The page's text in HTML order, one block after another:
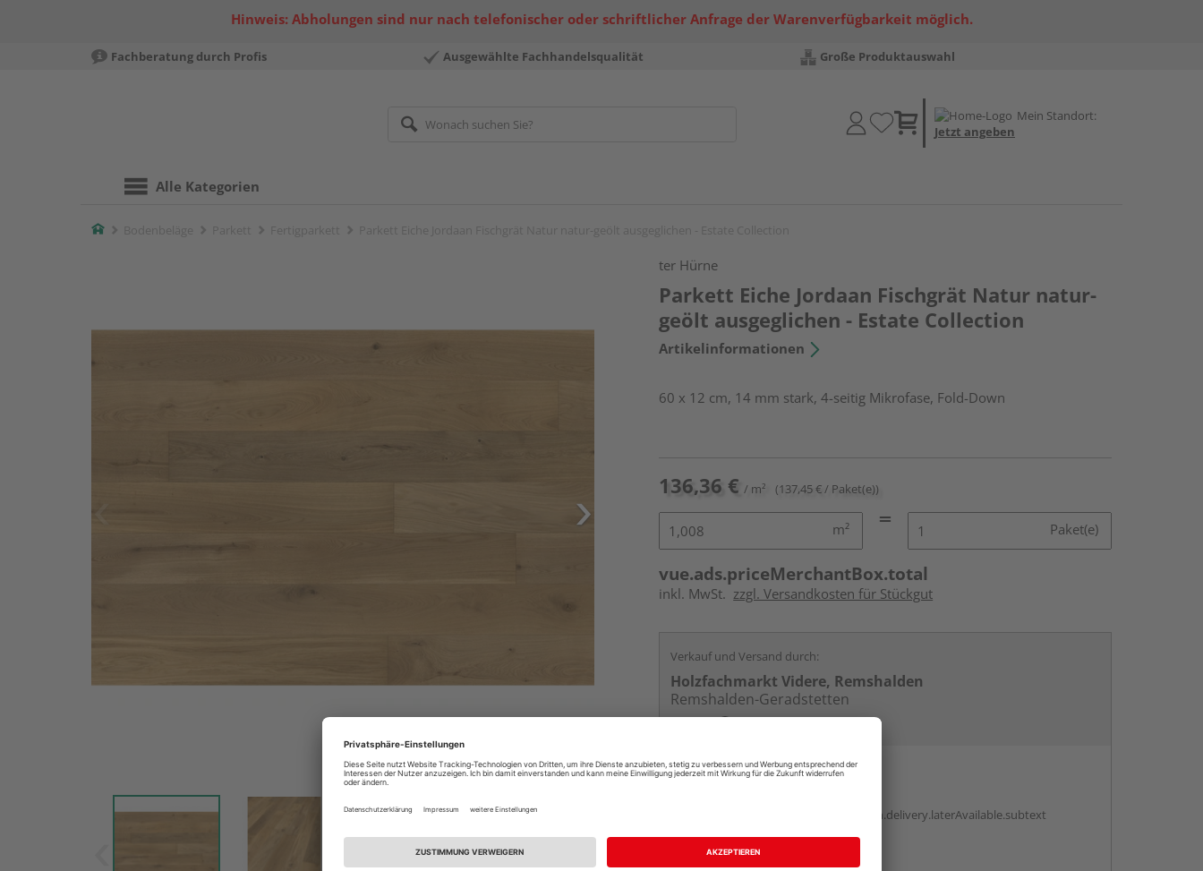
Hinweis: Abholungen sind nur nach telefonischer oder schriftlicher Anfrage der Warenverfügbarkeit möglich.
Fachberatung durch Profis Ausgewählte Fachhandelsqualität Große Produktauswahl
Mein Standort:
Jetzt angeben
Alle Kategorien
Home
ter Hürne
Parkett Eiche Jordaan Fischgrät Natur natur-
geölt ausgeglichen - Estate Collection
Artikelinformationen
60 x 12 cm, 14 mm stark, 4-seitig Mikrofase, Fold-Down
136,36 € / m² (137,45 € / Paket(e))
m² Paket(e)
vue.ads.priceMerchantBox.total
inkl. MwSt. zzgl. Versandkosten für Stückgut
Verkauf und Versand durch:
Holzfachmarkt Videre, Remshalden
Remshalden-Geradstetten
Online bestellen
vue.ads.priceMerchantBox.option.delivery.laterAvailable.subtext